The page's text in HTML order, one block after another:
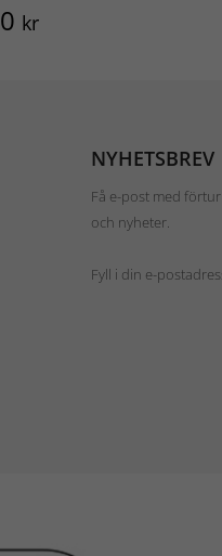
kr
NYHETSBREV
Få e-post med
och nyheter.
Fyll i din e-